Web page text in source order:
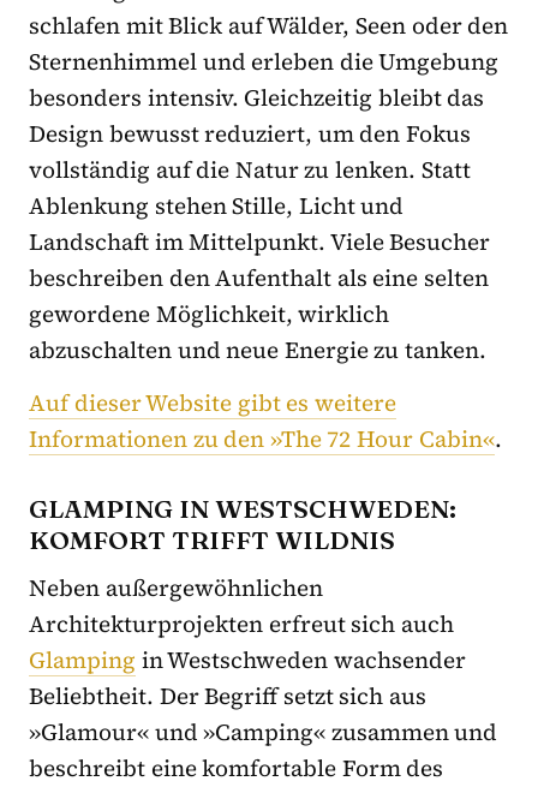
schlafen mit Blick auf Wälder, Seen oder den
Sternenhimmel und erleben die Umgebung
besonders intensiv. Gleichzeitig bleibt das
Design bewusst reduziert, um den Fokus
vollständig auf die Natur zu lenken. Statt
Ablenkung stehen Stille, Licht und
Landschaft im Mittelpunkt. Viele Besucher
beschreiben den Aufenthalt als eine selten
gewordene Möglichkeit, wirklich
abzuschalten und neue Energie zu tanken.
Auf dieser Website gibt es weitere
Informationen zu den »The 72 Hour Cabin«.
GLAMPING IN WESTSCHWEDEN:
KOMFORT TRIFFT WILDNIS
Neben außergewöhnlichen
Architekturprojekten erfreut sich auch
Glamping in Westschweden wachsender
Beliebtheit. Der Begriff setzt sich aus
»Glamour« und »Camping« zusammen und
beschreibt eine komfortable Form des